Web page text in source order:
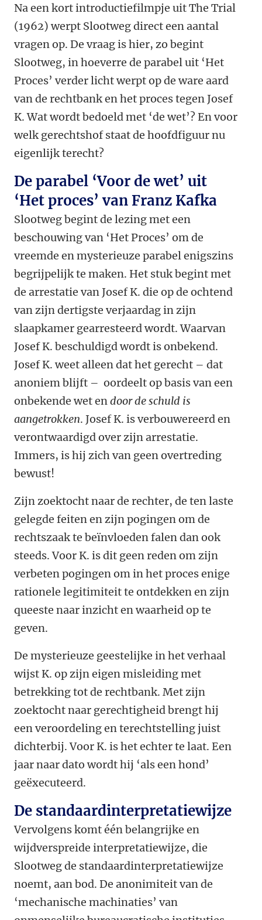
Na een kort introductiefilmpje uit The Trial
(1962) werpt Slootweg direct een aantal
vragen op. De vraag is hier, zo begint
Slootweg, in hoeverre de parabel uit ‘Het
Proces’ verder licht werpt op de ware aard
van de rechtbank en het proces tegen Josef
K. Wat wordt bedoeld met ‘de wet’? En voor
welk gerechtshof staat de hoofdfiguur nu
eigenlijk terecht?
De parabel ‘Voor de wet’ uit
‘Het proces’ van Franz Kafka
Slootweg begint de lezing met een
beschouwing van ‘Het Proces’ om de
vreemde en mysterieuze parabel enigszins
begrijpelijk te maken. Het stuk begint met
de arrestatie van Josef K. die op de ochtend
van zijn dertigste verjaardag in zijn
slaapkamer gearresteerd wordt. Waarvan
Josef K. beschuldigd wordt is onbekend.
Josef K. weet alleen dat het gerecht – dat
anoniem blijft – oordeelt op basis van een
onbekende wet endoor de schuld is
aangetrokken. Josef K. is verbouwereerd en
verontwaardigd over zijn arrestatie.
Immers, is hij zich van geen overtreding
bewust!
Zijn zoektocht naar de rechter, de ten laste
gelegde feiten en zijn pogingen om de
rechtszaak te beïnvloeden falen dan ook
steeds. Voor K. is dit geen reden om zijn
verbeten pogingen om in het proces enige
rationele legitimiteit te ontdekken en zijn
queeste naar inzicht en waarheid op te
geven.
De mysterieuze geestelijke in het verhaal
wijst K. op zijn eigen misleiding met
betrekking tot de rechtbank. Met zijn
zoektocht naar gerechtigheid brengt hij
een veroordeling en terechtstelling juist
dichterbij. Voor K. is het echter te laat. Een
jaar naar dato wordt hij ‘als een hond’
geëxecuteerd.
De standaardinterpretatiewijze
Vervolgens komt één belangrijke en
wijdverspreide interpretatiewijze, die
Slootweg de standaardinterpretatiewijze
noemt, aan bod. De anonimiteit van de
‘mechanische machinaties’ van